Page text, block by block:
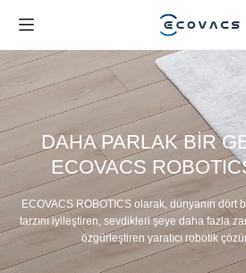
DAHA PARLAK BIR
ECOVACS
ECOVACS ROBOTICS olarak, dünyanın dört
tarzını iyileştiren, sevdikleri şeye daha fazla
özgürleştiren yaratıcı robotik